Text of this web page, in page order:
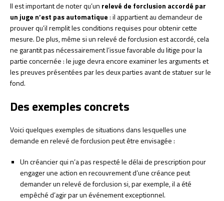
Il est important de noter qu’un relevé de forclusion accordé par
un juge n’est pas automatique: il appartient au demandeur de
prouver qu’il remplit les conditions requises pour obtenir cette
mesure. De plus, même si un relevé de forclusion est accordé, cela
ne garantit pas nécessairement l’issue favorable du litige pour la
partie concernée : le juge devra encore examiner les arguments et
les preuves présentées par les deux parties avant de statuer sur le
fond.
Des exemples concrets
Voici quelques exemples de situations dans lesquelles une
demande en relevé de forclusion peut être envisagée :
Un créancier qui n’a pas respecté le délai de prescription pour
engager une action en recouvrement d’une créance peut
demander un relevé de forclusion si, par exemple, il a été
empêché d’agir par un événement exceptionnel.